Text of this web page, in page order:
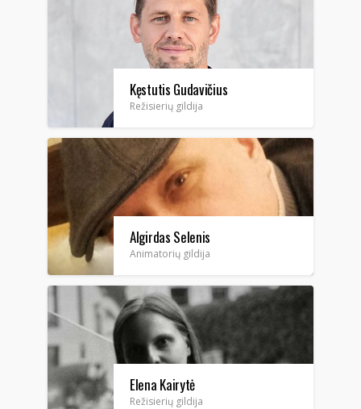
Kęstutis Gudavičius
Režisierių gildija
Algirdas Selenis
Animatorių gildija
Elena Kairytė
Režisierių gildija